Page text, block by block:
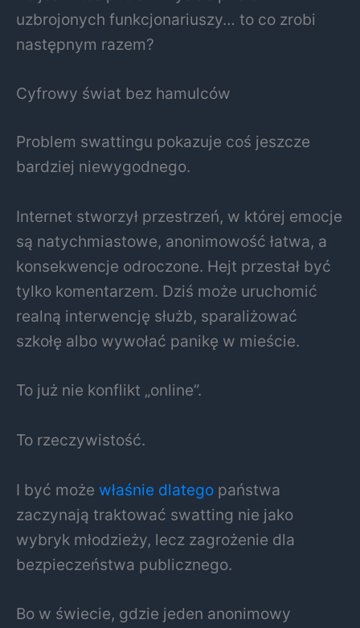
uzbrojonych funkcjonariuszy… to co zrobi
następnym razem?
Cyfrowy świat bez hamulców
Problem swattingu pokazuje coś jeszcze
bardziej niewygodnego.
Internet stworzył przestrzeń, w której emocje
są natychmiastowe, anonimowość łatwa, a
konsekwencje odroczone. Hejt przestał być
tylko komentarzem. Dziś może uruchomić
realną interwencję służb, sparaliżować
szkołę albo wywołać panikę w mieście.
To już nie konflikt „online”.
To rzeczywistość.
I być może właśnie dlatego państwa
zaczynają traktować swatting nie jako
wybryk młodzieży, lecz zagrożenie dla
bezpieczeństwa publicznego.
Bo w świecie, gdzie jeden anonimowy